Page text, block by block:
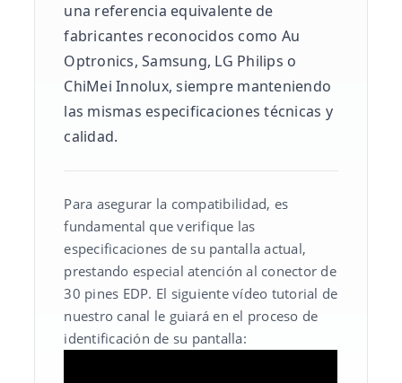
una referencia equivalente de
fabricantes reconocidos como Au
Optronics, Samsung, LG Philips o
ChiMei Innolux, siempre manteniendo
las mismas especificaciones técnicas y
calidad.
Para asegurar la compatibilidad, es
fundamental que verifique las
especificaciones de su pantalla actual,
prestando especial atención al conector de
30 pines EDP. El siguiente vídeo tutorial de
nuestro canal le guiará en el proceso de
identificación de su pantalla: